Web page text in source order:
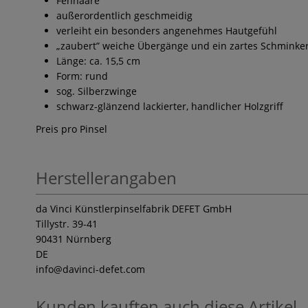
außerordentlich geschmeidig
verleiht ein besonders angenehmes Hautgefühl
„zaubert” weiche Übergänge und ein zartes
Länge: ca. 15,5 cm
Form: rund
sog. Silberzwinge
schwarz-glänzend lackierter, handlicher Holzgriff
Preis pro Pinsel
Herstellerangaben
da Vinci Künstlerpinselfabrik DEFET GmbH
Tillystr. 39-41
90431 Nürnberg
DE
info@davinci-defet.com